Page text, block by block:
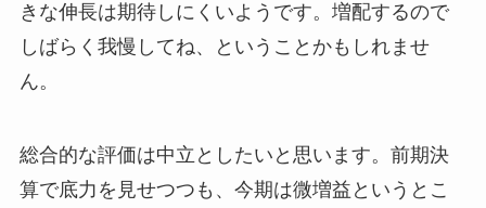
きな伸長は期待しにくいようです。増配するので
しばらく我慢してね、ということかもしれませ
ん。
総合的な評価は中立としたいと思います。前期決
算で底力を見せつつも、今期は微増益というとこ